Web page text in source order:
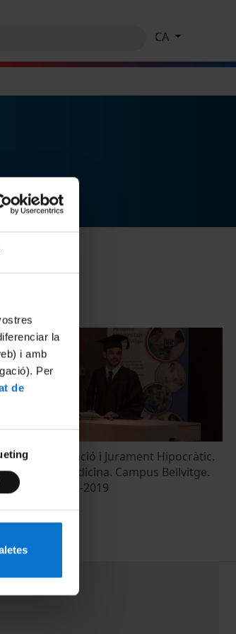
la
i amb
Per
de
CA
de graduació i Jurament Hipocràtic.
de Medicina. Campus Bellvitge.
2013-2019
PEU 3